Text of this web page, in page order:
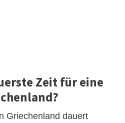
Zeit für eine
Griechenland dauert